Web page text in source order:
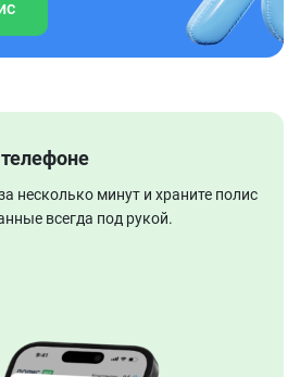
несколько минут и храните полис
всегда под рукой.